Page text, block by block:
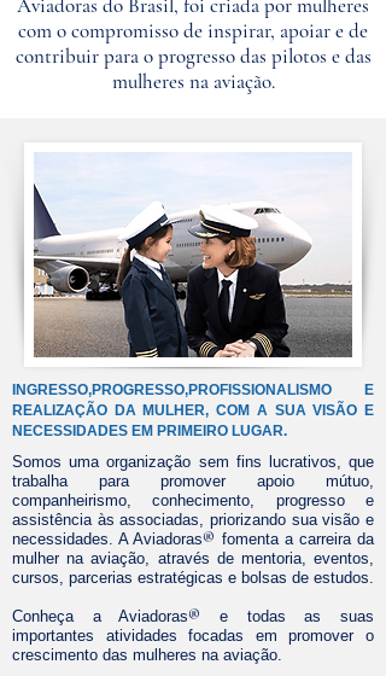
Aviadoras do Brasil, foi criada por mulheres
com o compromisso de inspirar, apoiar e de
contribuir para o progresso das pilotos e das
mulheres na aviação.
INGRESSO,PROGRESSO,PROFISSIONALISMO E
REALIZAÇÃO DA MULHER, COM A SUA VISÃO E
NECESSIDADES EM PRIMEIRO LUGAR.
Somos uma organização sem fins lucrativos, que
trabalha para promover apoio mútuo,
companheirismo, conhecimento, progresso e
assistência às associadas, priorizando sua visão e
necessidades. A Aviadoras® fomenta a carreira da
mulher na aviação, através de mentoria, eventos,
cursos, parcerias estratégicas e bolsas de estudos.
Conheça a Aviadoras® e todas as suas
importantes atividades focadas em promover o
crescimento das mulheres na aviação.